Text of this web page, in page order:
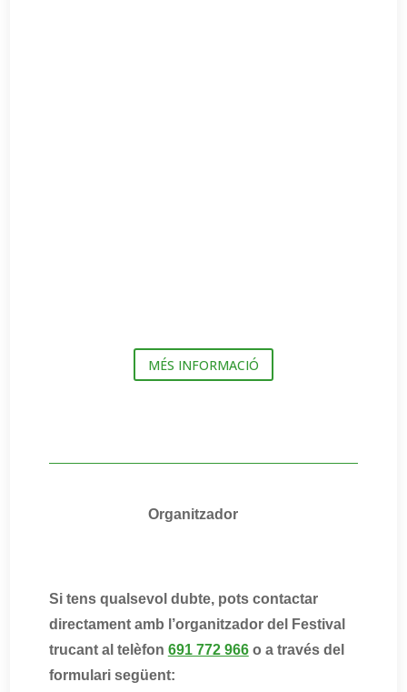
MÉS INFORMACIÓ
Organitzador
Si tens qualsevol dubte, pots contactar
directament amb l’organitzador del Festival
trucant al telèfon 691 772 966o a través del
formulari següent: